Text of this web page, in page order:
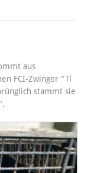
aus
FCI-Zwinger "Ti
stammt sie